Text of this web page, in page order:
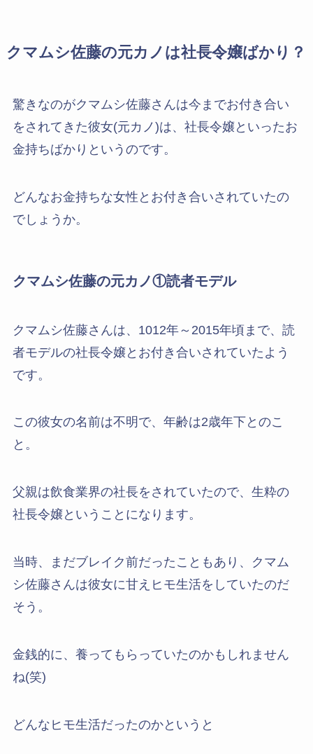
クマムシ佐藤の元カノは社長令嬢ばかり？
驚きなのがクマムシ佐藤さんは今までお付き合い
をされてきた彼女(元カノ)は、社長令嬢といったお
金持ちばかりというのです。
どんなお金持ちな女性とお付き合いされていたの
でしょうか。
クマムシ佐藤の元カノ①読者モデル
クマムシ佐藤さんは、1012年～2015年頃まで、読
者モデルの社長令嬢とお付き合いされていたよう
です。
この彼女の名前は不明で、年齢は2歳年下とのこ
と。
父親は飲食業界の社長をされていたので、生粋の
社長令嬢ということになります。
当時、まだブレイク前だったこともあり、クマム
シ佐藤さんは彼女に甘えヒモ生活をしていたのだ
そう。
金銭的に、養ってもらっていたのかもしれません
ね(笑)
どんなヒモ生活だったのかというと